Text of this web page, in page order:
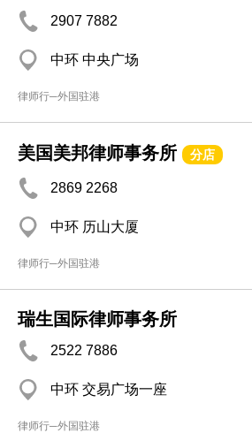
2907 7882
中环 中央广场
律师行─外国驻港
美国美邦律师事务所 分店
2869 2268
中环 历山大厦
律师行─外国驻港
瑞生国际律师事务所
2522 7886
中环 交易广场一座
律师行─外国驻港